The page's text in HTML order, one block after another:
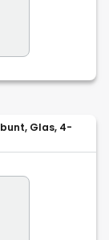
bunt, Glas, 4-